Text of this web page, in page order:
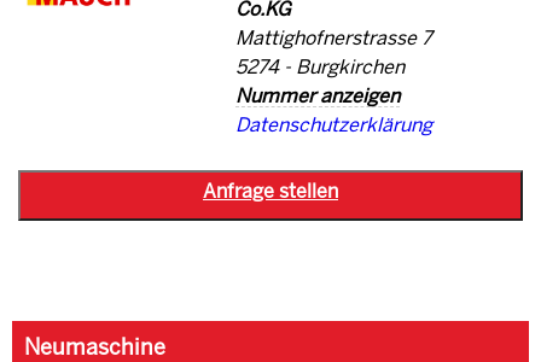
Co.KG
Mattighofnerstrasse 7
5274 - Burgkirchen
Nummer anzeigen
Datenschutzerklärung
Neumaschine